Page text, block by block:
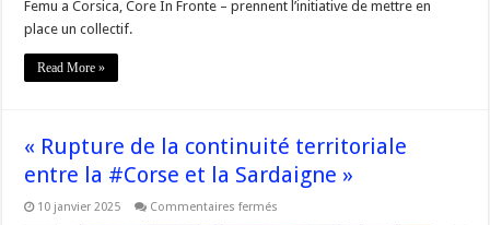
Femu a Corsica, Core In Fronte – prennent l’initiative de mettre en
place un collectif.
Read More »
« Rupture de la continuité territoriale
entre la #Corse et la Sardaigne »
10 janvier 2025 Commentaires fermés